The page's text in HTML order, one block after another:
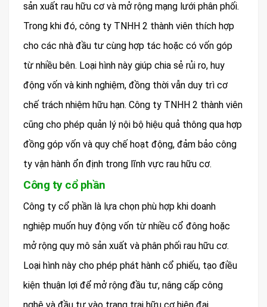
sản xuất rau hữu cơ và mở rộng mạng lưới phân phối.
Trong khi đó, công ty TNHH 2 thành viên thích hợp
cho các nhà đầu tư cùng hợp tác hoặc có vốn góp
từ nhiều bên. Loại hình này giúp chia sẻ rủi ro, huy
động vốn và kinh nghiệm, đồng thời vẫn duy trì cơ
chế trách nhiệm hữu hạn. Công ty TNHH 2 thành viên
cũng cho phép quản lý nội bộ hiệu quả thông qua hợp
đồng góp vốn và quy chế hoạt động, đảm bảo công
ty vận hành ổn định trong lĩnh vực rau hữu cơ.
Công ty cổ phần
Công ty cổ phần là lựa chọn phù hợp khi doanh
nghiệp muốn huy động vốn từ nhiều cổ đông hoặc
mở rộng quy mô sản xuất và phân phối rau hữu cơ.
Loại hình này cho phép phát hành cổ phiếu, tạo điều
kiện thuận lợi để mở rộng đầu tư, nâng cấp công